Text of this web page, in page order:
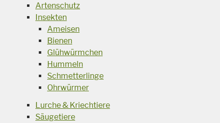
Artenschutz
Insekten
Ameisen
Bienen
Glühwürmchen
Hummeln
Schmetterlinge
Ohrwürmer
Lurche & Kriechtiere
Säugetiere